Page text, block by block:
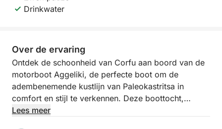
Drinkwater
Over de ervaring
Ontdek de schoonheid van Corfu aan boord van de
motorboot Aggeliki, de perfecte boot om de
adembenemende kustlijn van Paleokastritsa in
comfort en stijl te verkennen. Deze boottocht,
inclusief schipper, is ideaal voor iedereen die wil
Lees meer